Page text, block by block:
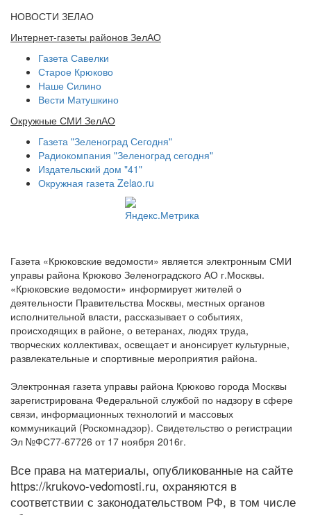
НОВОСТИ ЗЕЛАО
Интернет-газеты районов ЗелАО
Газета Савелки
Старое Крюково
Наше Силино
Вести Матушкино
Окружные СМИ ЗелАО
Газета "Зеленоград Сегодня"
Радиокомпания "Зеленоград сегодня"
Издательский дом "41"
Окружная газета Zelao.ru
Газета «Крюковские ведомости» является электронным СМИ
управы района Крюково Зеленоградского АО г.Москвы.
«Крюковские ведомости» информирует жителей о
деятельности Правительства Москвы, местных органов
исполнительной власти, рассказывает о событиях,
происходящих в районе, о ветеранах, людях труда,
творческих коллективах, освещает и анонсирует культурные,
развлекательные и спортивные мероприятия района.
Электронная газета управы района Крюково города Москвы
зарегистрирована Федеральной службой по надзору в сфере
связи, информационных технологий и массовых
коммуникаций (Роскомнадзор). Свидетельство о регистрации
Эл №ФС77-67726 от 17 ноября 2016г.
Все права на материалы, опубликованные на сайте
https://krukovo-vedomosti.ru, охраняются в
соответствии с законодательством РФ, в том числе